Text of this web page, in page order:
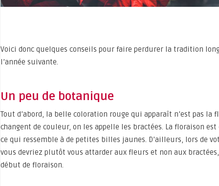
Voici donc quelques conseils pour faire perdurer la tradition
l’année suivante.
Un peu de botanique
Tout d’abord, la belle coloration rouge qui apparaît n’est pas
changent de couleur, on les appelle les bractées. La floraison
ce qui ressemble à de petites billes jaunes. D’ailleurs, lors de
vous devriez plutôt vous attarder aux fleurs et non aux
début de floraison.